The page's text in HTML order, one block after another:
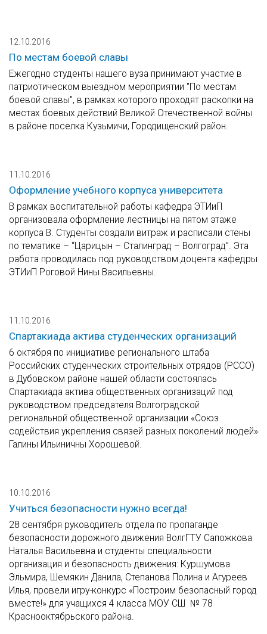
12.10.2016
По местам боевой славы
Ежегодно студенты нашего вуза принимают участие в
патриотическом выездном мероприятии "По местам
боевой славы", в рамках которого проходят раскопки на
местах боевых действий Великой Отечественной войны
в районе поселка Кузьмичи, Городищенский район.
11.10.2016
Оформление учебного корпуса университета
В рамках воспитательной работы кафедра ЭТИиП
организовала оформление лестницы на пятом этаже
корпуса В. Студенты создали витраж и расписали стены
по тематике – “Царицын – Сталинград – Волгоград”. Эта
работа проводилась под руководством доцента кафедры
ЭТИиП Роговой Нины Васильевны.
11.10.2016
Спартакиада актива студенческих организаций
6 октября по инициативе регионального штаба
Российских студенческих строительных отрядов (РССО)
в Дубовском районе нашей области состоялась
Спартакиада актива общественных организаций под
руководством председателя Волгоградской
региональной общественной организации «Союз
содействия укрепления связей разных поколений людей»
Галины Ильиничны Хорошевой.
10.10.2016
Учиться безопасности нужно всегда!
28 сентября руководитель отдела по пропаганде
безопасности дорожного движения ВолгГТУ Сапожкова
Наталья Васильевна и студенты специальности
организация и безопасность движения: Куршумова
Эльмира, Шемякин Данила, Степанова Полина и Агуреев
Илья, провели игру-конкурс «Построим безопасный город
вместе!» для учащихся 4 класса МОУ СШ № 78
Краснооктябрьского района.